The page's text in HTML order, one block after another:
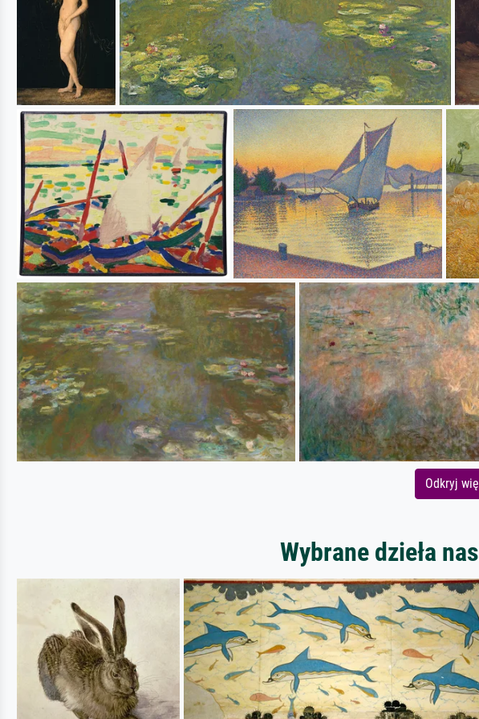
Odkryj
Wybrane dzieła